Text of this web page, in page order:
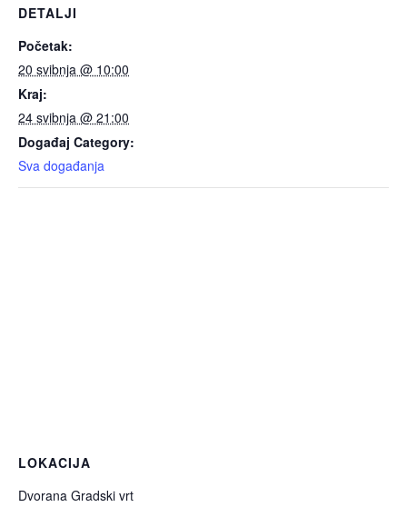
DETALJI
Početak:
20 svibnja @ 10:00
Kraj:
24 svibnja @ 21:00
Događaj Category:
Sva događanja
LOKACIJA
Dvorana Gradski vrt